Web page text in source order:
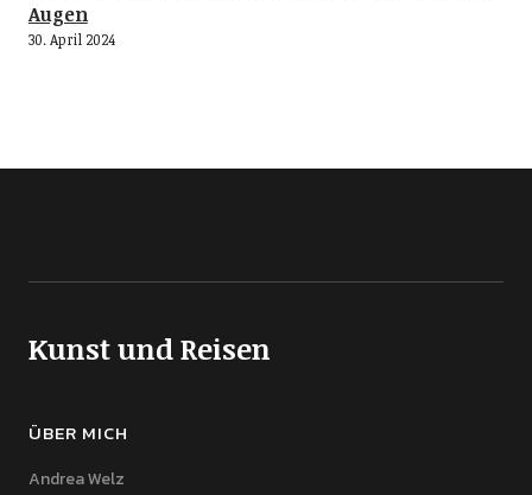
Augen
30. April 2024
Kunst und Reisen
ÜBER MICH
Andrea Welz